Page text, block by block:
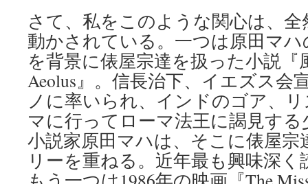
さて、私をこのような関心は、
動かされている。一つは原田マ
を背景に俵屋宗達を扱った小説『
Aeolus』。信長治下、イエズス会
ノに率いられ、インドのゴア、
マに行ってローマ法王に謁見す
小説家原田マハは、そこに俵屋宗
リーを重ねる。近年最も興味深